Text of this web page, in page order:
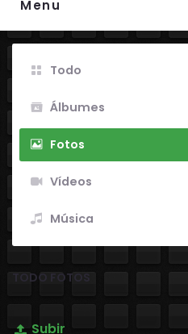
Menu
Todo
Álbumes
Fotos
Vídeos
Música
TODO FOTOS
Subir